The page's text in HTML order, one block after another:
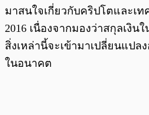
มาสนใจเกี่ยวกับคริปโตและเ
2016 เนื่องจากมองว่าสกุลเงิน
สิ่งเหล่านี้จะเข้ามาเปลี่ยนแปล
ในอนาคต